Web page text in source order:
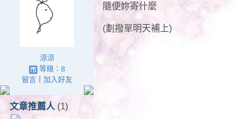
涼涼
等級：8
留言｜ 加入好友
文章推薦人 (1)
隨便妳寄什麼
(劃撥單明天補上)